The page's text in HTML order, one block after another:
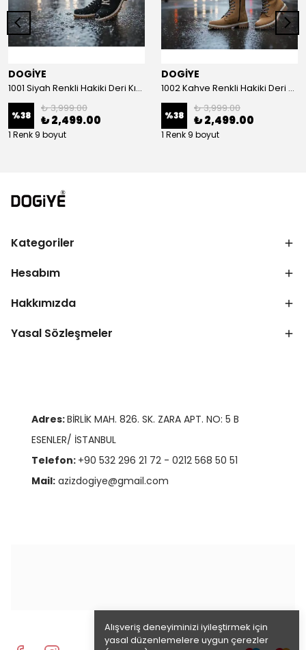
Alışveriş deneyiminizi iyileştirmek için
yasal düzenlemelere uygun çerezler
DOGİYE
1001 Siyah Renkli Hakiki Deri Kışlık Bot
%38
₺ 3,999.00
₺ 2,499.00
1 Renk 9 boyut
DOGİYE
1002 Kahve Renkli Hakiki Deri Kışlık Bot
%38
₺ 3,999.00
₺ 2,499.00
1 Renk 9 boyut
Kategoriler
Hesabım
Hakkımızda
Yasal Sözleşmeler
Adres:BİRLİK MAH. 826. SK. ZARA APT. NO: 5 B
ESENLER/ İSTANBUL
Telefon: +90 532 296 21 72 - 0212 568 50 51
Mail: azizdogiye@gmail.com